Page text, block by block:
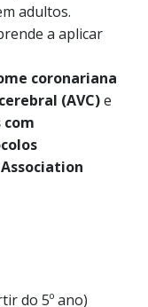
adultos.
a aplicar
coronariana
(AVC)e
do 5º ano)